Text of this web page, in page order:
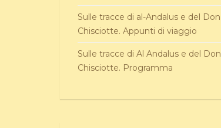
Sulle tracce di al-Andalus e del Don
Chisciotte. Appunti di viaggio
Sulle tracce di Al Andalus e del Don
Chisciotte. Programma